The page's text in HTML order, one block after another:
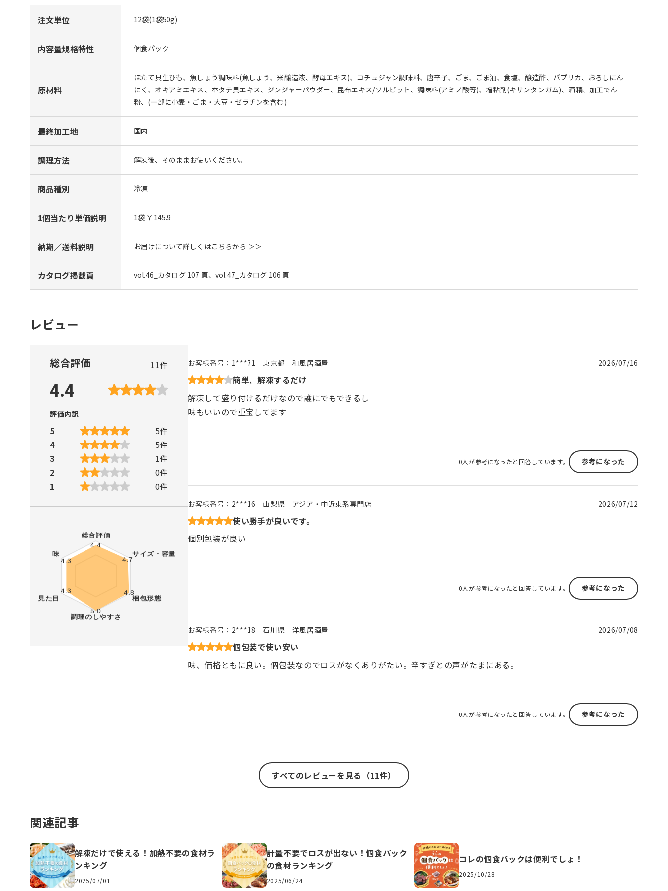
注文単位 12袋(1袋50g)
内容量規格特性 個食パック
原材料
ほたて貝生ひも、魚しょう調味料(魚しょう、米醸造液、酵母エキス)、コチュジャン調味料、唐辛子、ごま、ごま油、食塩、醸造酢、パプリカ、おろしにん
にく、オキアミエキス、ホタテ貝エキス、ジンジャーパウダー、昆布エキス/ソルビット、調味料(アミノ酸等)、増粘剤(キサンタンガム)、酒精、加工でん
粉、(一部に小麦・ごま・大豆・ゼラチンを含む)
最終加工地 国内
調理方法 解凍後、そのままお使いください。
商品種別 冷凍
1個当たり単価説明 1袋 ￥145.9
納期／送料説明 お届けについて詳しくはこちらから ＞＞
カタログ掲載頁 vol.46_カタログ 107 頁、vol.47_カタログ 106 頁
レビュー
総合評価 11件
4.4
評価内訳
5 5件
4
5件
3
1件
2
0件
1
0件
お客様番号： 1***71 東京都 和風居酒屋 2026/07/16
簡単、解凍するだけ
解凍して盛り付けるだけなので誰にでもできるし
味もいいので重宝してます
0人が参考になったと回答しています。 参考になった
お客様番号： 2***16 山梨県 アジア・中近東系専門店 2026/07/12
使い勝手が良いです。
個別包装が良い
0人が参考になったと回答しています。 参考になった
お客様番号： 2***18 石川県 洋風居酒屋 2026/07/08
個包装で使い安い
味、価格ともに良い。個包装なのでロスがなくありがたい。辛すぎとの声がたまにある。
0人が参考になったと回答しています。 参考になった
すべてのレビューを見る（11件）
関連記事
解凍だけで使える！加熱不要の食材ラ
ンキング
2025/07/01
計量不要でロスが出ない！個食パック
の食材ランキング
2025/06/24
コレの個食パックは便利でしょ！
2025/10/28